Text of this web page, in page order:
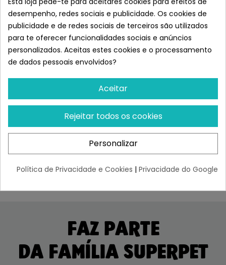
Versele-Laga Barritas
Sticks Para Conejos Y
¡Últimas produtos!
Versele-Laga Barritas
Sticks Para Conejos Y
Coballas...
¡Últimas produtos!
FAZ PARTE
DA FAMÍLIA SUPERPET
desempenho, redes sociais e publicidade. Os cookies de
publicidade e de redes sociais de terceiros são utilizados
para te oferecer funcionalidades sociais e anúncios
personalizados. Aceitas estes cookies e o processamento
de dados pessoais envolvidos?
Aceitar
Rejeitar todos os cookies
Personalizar
Política de Privacidade e Cookies | Privacidade do Google